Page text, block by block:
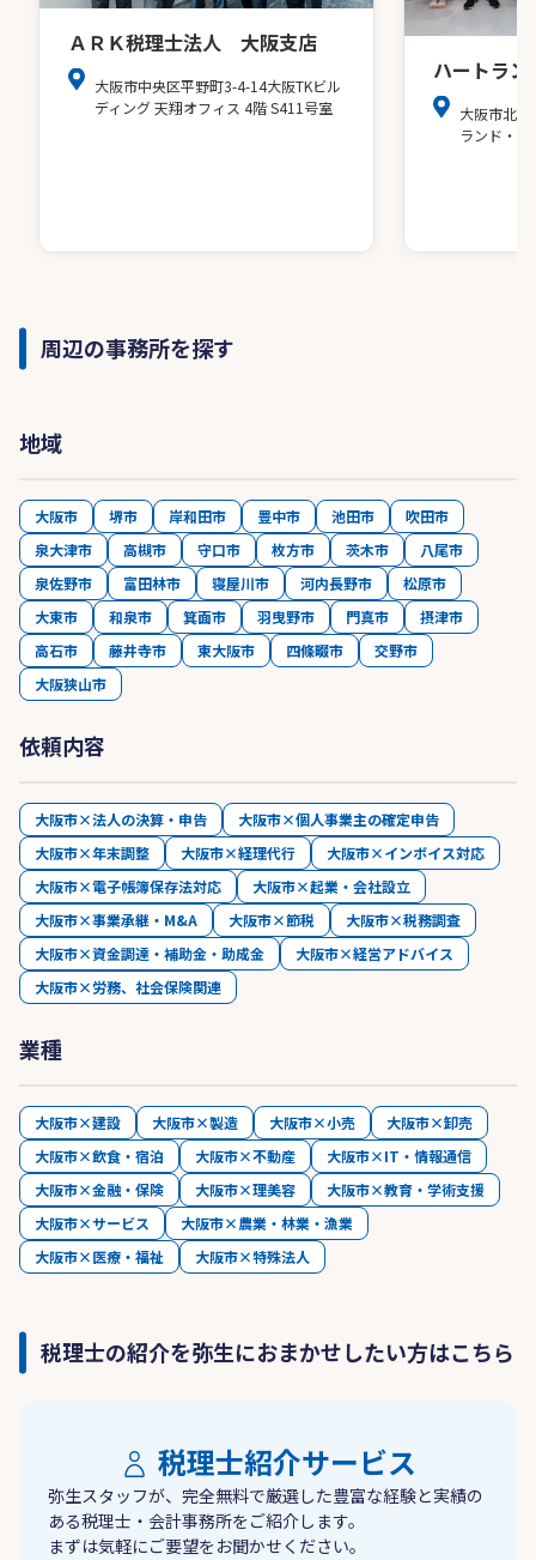
ＡＲＫ税理士法人 大阪支店
大阪市中央区平野町3-4-14大阪TKビル
ディング 天翔オフィス 4階 S411号室
ハートラ
大阪市北
ランド・
周辺の事務所を探す
地域
大阪市 堺市 岸和田市 豊中市 池田市
吹田市
泉大津市
高槻市 守口市 枚方市 茨木市
八尾市
泉佐野市
富田林市 寝屋川市 河内長野市
松原市
大東市
和泉市 箕面市 羽曳野市 門真市
摂津市
高石市
藤井寺市 東大阪市 四條畷市
交野市
大阪狭山市
依頼内容
大阪市×法人の決算・申告
大阪市×個人事業主の確定申告
大阪市×年末調整
大阪市×経理代行
大阪市×インボイス対応
大阪市×電子帳簿保存法対応
大阪市×起業・会社設立
大阪市×事業承継・M&A
大阪市×節税
大阪市×税務調査
大阪市×資金調達・補助金・助成金
大阪市×経営アドバイス
大阪市×労務、社会保険関連
業種
大阪市×建設 大阪市×製造 大阪市×小売
大阪市×卸売
大阪市×飲食・宿泊
大阪市×不動産
大阪市×IT・情報通信
大阪市×金融・保険
大阪市×理美容
大阪市×教育・学術支援
大阪市×サービス
大阪市×農業・林業・漁業
大阪市×医療・福祉
大阪市×特殊法人
税理士の紹介を弥生におまかせしたい方はこちら
税理士紹介サービス
弥生スタッフが、完全無料で厳選した豊富な経験と実績の
ある税理士・会計事務所をご紹介します。
まずは気軽にご要望をお聞かせください。